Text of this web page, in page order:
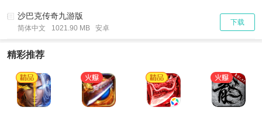
沙巴克传奇九游版
简体中文 1021.90 MB 安卓
下载
精彩推荐